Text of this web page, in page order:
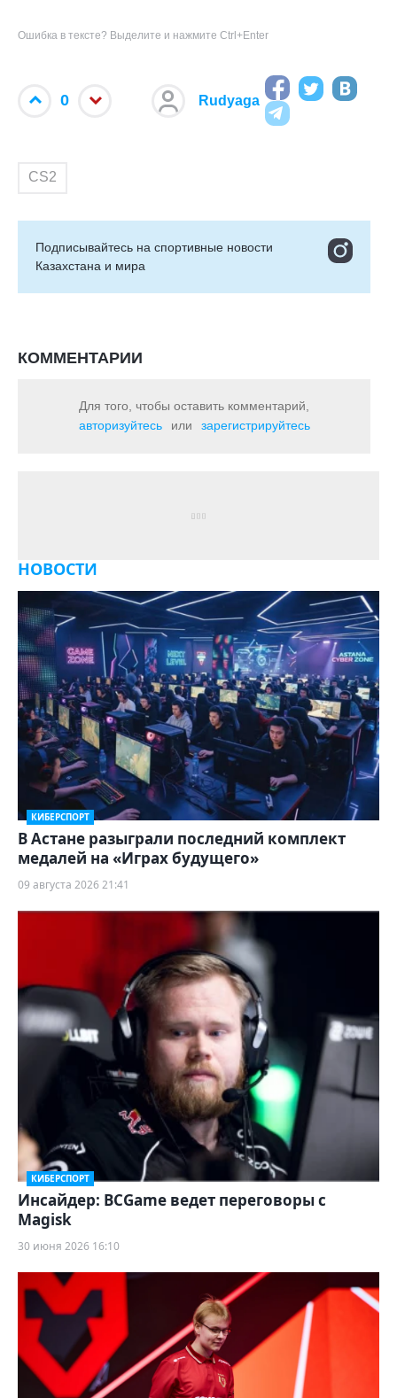
Ошибка в тексте? Выделите и нажмите Ctrl+Enter
0 Rudyaga
CS2
Подписывайтесь на cпортивные новости
Казахстана и мира
КОММЕНТАРИИ
Для того, чтобы оставить комментарий,
авторизуйтесь
или зарегистрируйтесь
НОВОСТИ
КИБЕРСПОРТ
В Астане разыграли последний комплект
медалей на «Играх будущего»
09 августа 2026 21:41
КИБЕРСПОРТ
Инсайдер: BCGame ведет переговоры с
Magisk
30 июня 2026 16:10